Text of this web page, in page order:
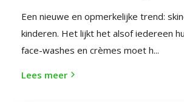
Een nieuwe en opmerkelijke trend:
kinderen. Het lijkt het alsof iedereen
face-washes en crèmes moet h...
Lees meer